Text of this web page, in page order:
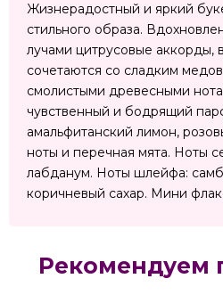
Жизнерадостный и яркий
стильного образа.
лучами цитрусовые аккорды,
сочетаются со сладким
смолистыми древесными
чувственный и бодрящий
амальфитанский лимон,
ноты и перечная мята. Ноты
лабданум. Ноты шлейфа:
коричневый сахар. Мини
Рекомендуем